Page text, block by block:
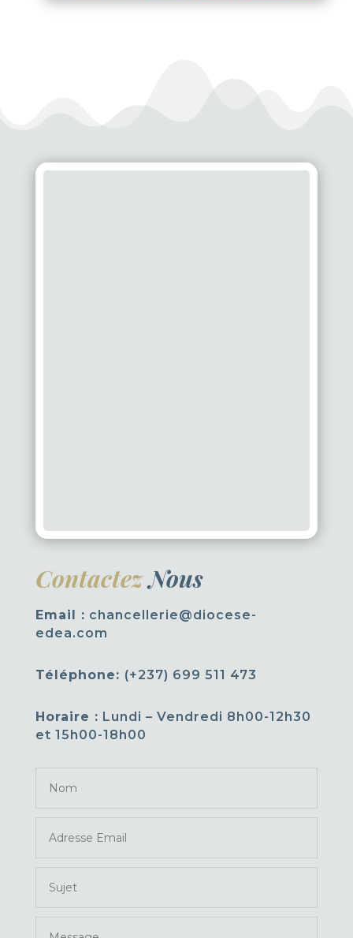
ContactezNous
Email : chancellerie@diocese-
edea.com
Téléphone: (+237) 699 511 473
Horaire : Lundi – Vendredi 8h00-12h30
et 15h00-18h00